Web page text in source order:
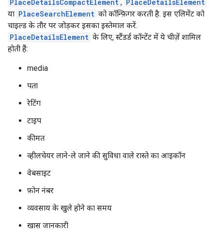
PlaceDetailsCompactElement , PlaceDetailsElement
या PlaceSearchElement को कॉन्फ़िगर करती है. इस एलिमेंट को
चाइल्ड के तौर पर जोड़कर इसका इस्तेमाल करें.
PlaceDetailsElement के लिए, स्टैंडर्ड कॉन्टेंट में ये चीज़ें शामिल
होती हैं:
media
पता
रेटिंग
टाइप
कीमत
व्हीलचेयर लाने-ले जाने की सुविधा वाले रास्ते का आइकॉन
वेबसाइट
फ़ोन नंबर
व्यवसाय के खुले होने का समय
खास जानकारी